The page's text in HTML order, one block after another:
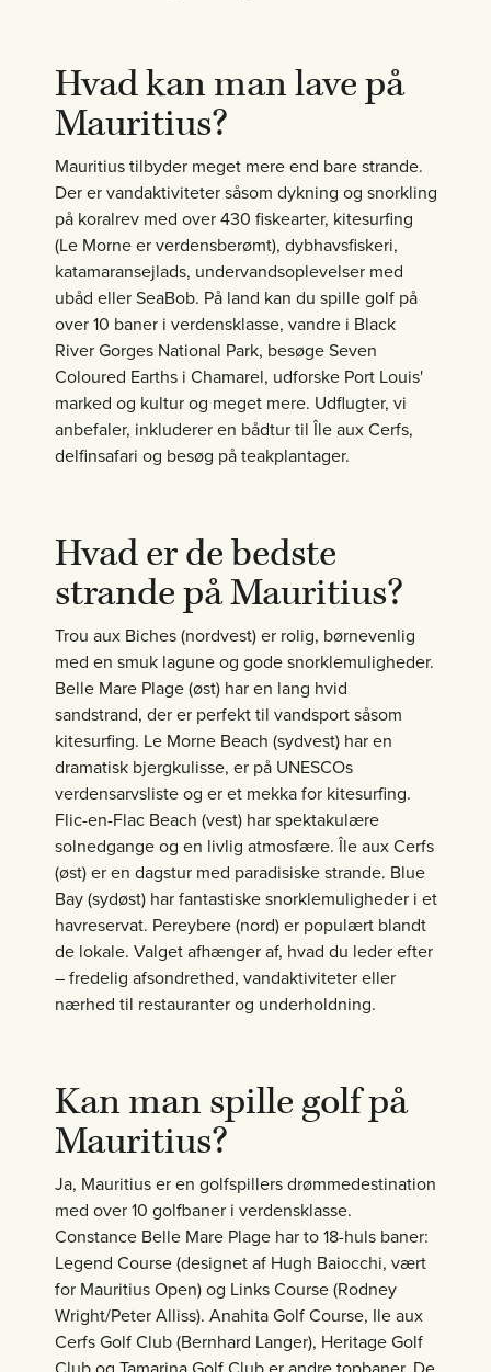
Hvad kan man lave på
Mauritius?
Mauritius tilbyder meget mere end bare strande.
Der er vandaktiviteter såsom dykning og snorkling
på koralrev med over 430 fiskearter, kitesurfing
(Le Morne er verdensberømt), dybhavsfiskeri,
katamaransejlads, undervandsoplevelser med
ubåd eller SeaBob. På land kan du spille golf på
over 10 baner i verdensklasse, vandre i Black
River Gorges National Park, besøge Seven
Coloured Earths i Chamarel, udforske Port Louis'
marked og kultur og meget mere. Udflugter, vi
anbefaler, inkluderer en bådtur til Île aux Cerfs,
delfinsafari og besøg på teakplantager.
Hvad er de bedste
strande på Mauritius?
Trou aux Biches (nordvest) er rolig, børnevenlig
med en smuk lagune og gode snorklemuligheder.
Belle Mare Plage (øst) har en lang hvid
sandstrand, der er perfekt til vandsport såsom
kitesurfing. Le Morne Beach (sydvest) har en
dramatisk bjergkulisse, er på UNESCOs
verdensarvsliste og er et mekka for kitesurfing.
Flic-en-Flac Beach (vest) har spektakulære
solnedgange og en livlig atmosfære. Île aux Cerfs
(øst) er en dagstur med paradisiske strande. Blue
Bay (sydøst) har fantastiske snorklemuligheder i et
havreservat. Pereybere (nord) er populært blandt
de lokale. Valget afhænger af, hvad du leder efter
– fredelig afsondrethed, vandaktiviteter eller
nærhed til restauranter og underholdning.
Kan man spille golf på
Mauritius?
Ja, Mauritius er en golfspillers drømmedestination
med over 10 golfbaner i verdensklasse.
Constance Belle Mare Plage har to 18-huls baner:
Legend Course (designet af Hugh Baiocchi, vært
for Mauritius Open) og Links Course (Rodney
Wright/Peter Alliss). Anahita Golf Course, Ile aux
Cerfs Golf Club (Bernhard Langer), Heritage Golf